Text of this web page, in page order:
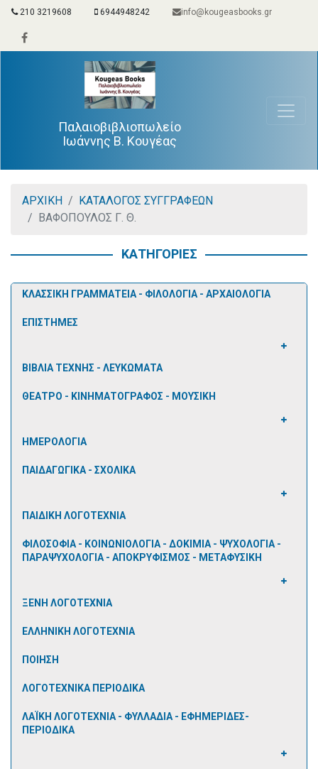
210 3219608 6944948242 info@kougeasbooks.gr
Παλαιοβιβλιοπωλείο
Ιωάννης Β. Κουγέας
ΑΡΧΙΚΗ
ΚΑΤΑΛΟΓΟΣ ΣΥΓΓΡΑΦΕΩΝ
ΒΑΦΟΠΟΥΛΟΣ Γ. Θ.
ΚΑΤΗΓΟΡΙΕΣ
ΚΛΑΣΣΙΚΗ ΓΡΑΜΜΑΤΕΙΑ - ΦΙΛΟΛΟΓΙΑ - ΑΡΧΑΙΟΛΟΓΙΑ
ΕΠΙΣΤΗΜΕΣ
ΒΙΒΛΙΑ ΤΕΧΝΗΣ - ΛΕΥΚΩΜΑΤΑ
ΘΕΑΤΡΟ - ΚΙΝΗΜΑΤΟΓΡΑΦΟΣ - ΜΟΥΣΙΚΗ
ΗΜΕΡΟΛΟΓΙΑ
ΠΑΙΔΑΓΩΓΙΚΑ - ΣΧΟΛΙΚΑ
ΠΑΙΔΙΚΗ ΛΟΓΟΤΕΧΝΙΑ
ΦΙΛΟΣΟΦΙΑ - ΚΟΙΝΩΝΙΟΛΟΓΙΑ - ΔΟΚΙΜΙΑ - ΨΥΧΟΛΟΓΙΑ -
ΠΑΡΑΨΥΧΟΛΟΓΙΑ - ΑΠΟΚΡΥΦΙΣΜΟΣ - ΜΕΤΑΦΥΣΙΚΗ
ΞΕΝΗ ΛΟΓΟΤΕΧΝΙΑ
ΕΛΛΗΝΙΚΗ ΛΟΓΟΤΕΧΝΙΑ
ΠΟΙΗΣΗ
ΛΟΓΟΤΕΧΝΙΚΑ ΠΕΡΙΟΔΙΚΑ
ΛΑΪΚΗ ΛΟΓΟΤΕΧΝΙΑ - ΦΥΛΛΑΔΙΑ - ΕΦΗΜΕΡΙΔΕΣ-
ΠΕΡΙΟΔΙΚΑ